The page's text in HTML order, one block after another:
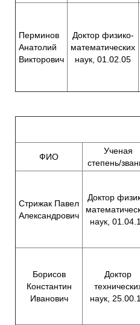
Перминов
Анатолий
Викторович
Доктор физико-
математических
наук, 01.02.05
ФИО
Ученая
степень/
Стрижак Павел
Александрович
Доктор
наук,
Борисов
Константин
Иванович
Доктор
наук,